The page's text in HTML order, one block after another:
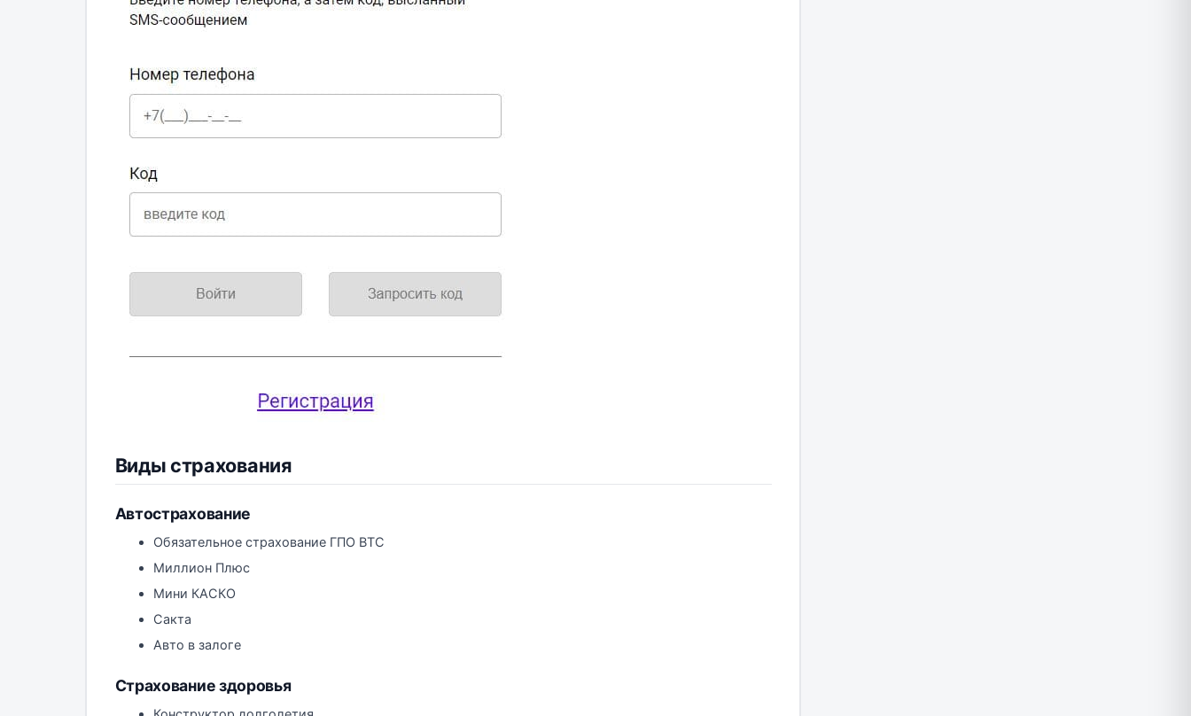
Виды страхования
Автострахование
Обязательное страхование ГПО ВТС
Миллион Плюс
Мини КАСКО
Сакта
Авто в залоге
Страхование здоровья